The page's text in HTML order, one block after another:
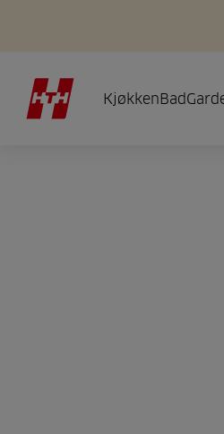
KjøkkenBad